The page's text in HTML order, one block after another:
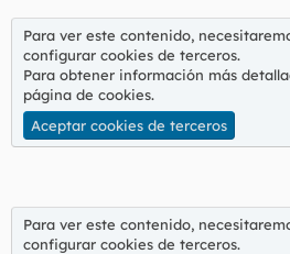
Para ver este contenido,
configurar cookies de terceros.
Para obtener información más
página de cookies.
Aceptar cookies de terceros
Para ver este contenido,
configurar cookies de terceros.